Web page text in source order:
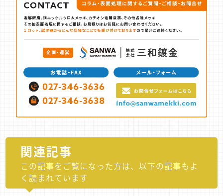
関連記事
この記事をご覧になった方は、以下の記事もよ
く読まれています